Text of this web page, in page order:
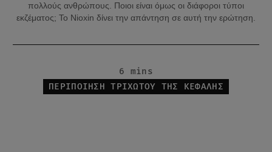
πολλούς ανθρώπους. Ποιοι είναι όμως οι διάφοροι τύποι
εκζέματος; Το Nioxin δίνει την απάντηση σε αυτή την ερώτηση.
ΠΕΡΙΠΟΊΗΣΗ ΤΡΙΧΩΤΟΎ ΤΗΣ ΚΕΦΑΛΉΣ
6 mins